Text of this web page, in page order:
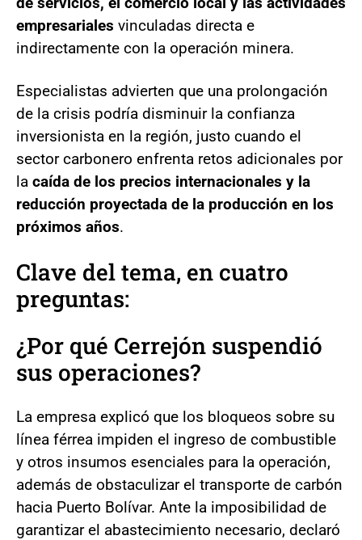
empresariales vinculadas directa e
indirectamente con la operación minera.
Especialistas advierten que una prolongación
de la crisis podría disminuir la confianza
inversionista en la región, justo cuando el
sector carbonero enfrenta retos adicionales por
la caída de los precios internacionales y la
reducción proyectada de la producción en los
próximos años.
Clave del tema, en cuatro
preguntas:
¿Por qué Cerrejón suspendió
sus operaciones?
La empresa explicó que los bloqueos sobre su
línea férrea impiden el ingreso de combustible
y otros insumos esenciales para la operación,
además de obstaculizar el transporte de carbón
hacia Puerto Bolívar. Ante la imposibilidad de
garantizar el abastecimiento necesario, declaró